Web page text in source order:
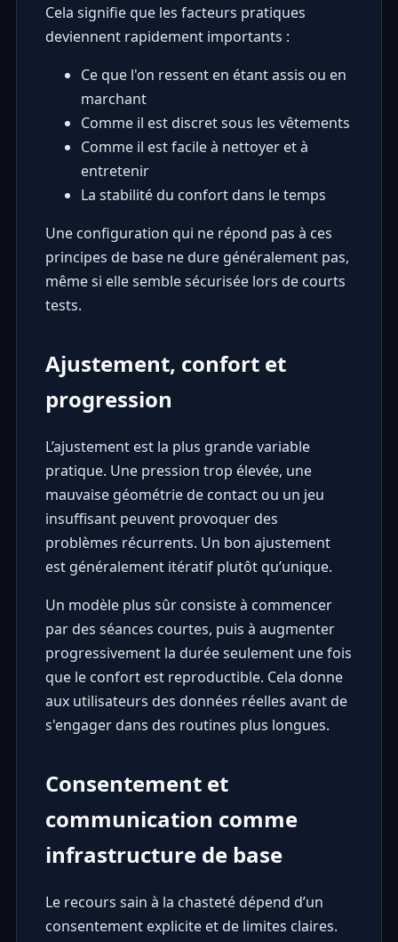
Cela signifie que les facteurs pratiques
deviennent rapidement importants :
Ce que l'on ressent en étant assis ou en
marchant
Comme il est discret sous les vêtements
Comme il est facile à nettoyer et à
entretenir
La stabilité du confort dans le temps
Une configuration qui ne répond pas à ces
principes de base ne dure généralement pas,
même si elle semble sécurisée lors de courts
tests.
Ajustement, confort et
progression
L’ajustement est la plus grande variable
pratique. Une pression trop élevée, une
mauvaise géométrie de contact ou un jeu
insuffisant peuvent provoquer des
problèmes récurrents. Un bon ajustement
est généralement itératif plutôt qu’unique.
Un modèle plus sûr consiste à commencer
par des séances courtes, puis à augmenter
progressivement la durée seulement une fois
que le confort est reproductible. Cela donne
aux utilisateurs des données réelles avant de
s'engager dans des routines plus longues.
Consentement et
communication comme
infrastructure de base
Le recours sain à la chasteté dépend d’un
consentement explicite et de limites claires.